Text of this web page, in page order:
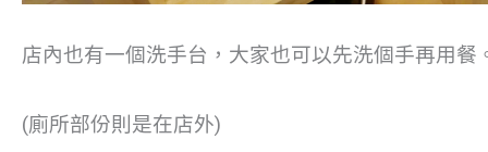
店內也有一個洗手台，大家也可以先洗個手再用餐
(廁所部份則是在店外)